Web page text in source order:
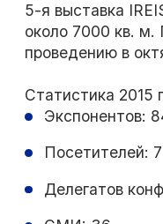
5-я выставка
около 7000 кв. м.
проведению в
Статистика 2015
Экспонентов:
Посетителей:
Делегатов